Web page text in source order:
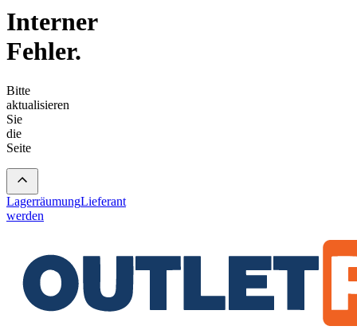
Interner
Fehler.
Bitte
aktualisieren
Sie
die
Seite
LagerräumungLieferant
werden